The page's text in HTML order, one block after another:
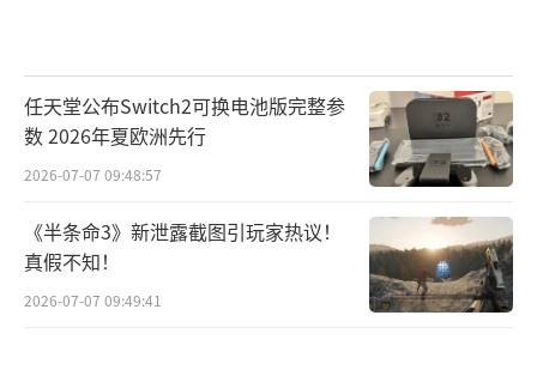
任天堂公布Switch2可换电池版完整参
数 2026年夏欧洲先行
2026-07-07 09:48:57
《半条命3》新泄露截图引玩家热议！
真假不知！
2026-07-07 09:49:41